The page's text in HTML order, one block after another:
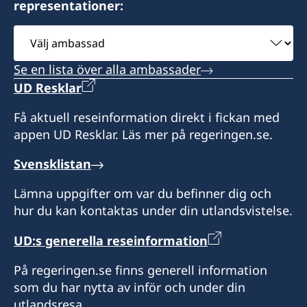
representationer:
Välj
ambassad
Se en lista över alla ambassader
UD Resklar
Få aktuell reseinformation direkt i fickan med
appen UD Resklar. Läs mer på regeringen.se.
Svensklistan
Lämna uppgifter om var du befinner dig och
hur du kan kontaktas under din utlandsvistelse.
UD:s generella reseinformation
På regeringen.se finns generell information
som du har nytta av inför och under din